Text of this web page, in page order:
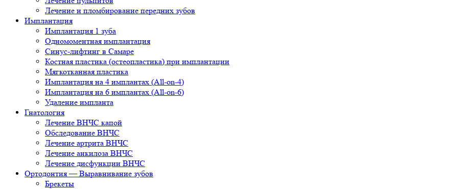
Лечение и пломбирование передних зубов
Имплантация
Имплантация 1 зуба
Одномоментная имплантация
Синус-лифтинг в Самаре
Костная пластика (остеопластика) при имплантации
Мягкотканная пластика
Имплантация на 4 имплантах (All-on-4)
Имплантация на 6 имплантах (All-on-6)
Удаление импланта
Гнатология
Лечение ВНЧС капой
Обследование ВНЧС
Лечение артрита ВНЧС
Лечение анкилоза ВНЧС
Лечение дисфункции ВНЧС
Ортодонтия — Выравнивание зубов
Брекеты